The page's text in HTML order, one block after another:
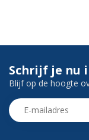
Schrijf je nu
Blijf op de hoogte